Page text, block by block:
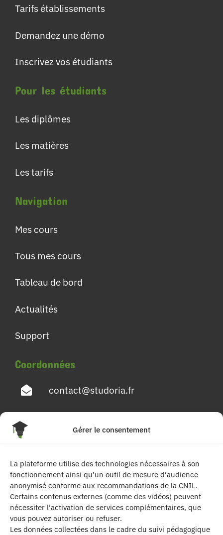
Gérer le consentement
La plateforme utilise des technologies nécessaires à son
fonctionnement ainsi qu’un outil de mesure d’audience
anonymisé conforme aux recommandations de la CNIL.
Certains contenus externes (comme des vidéos) peuvent
nécessiter l’activation de services complémentaires, que
vous pouvez autoriser ou refuser.
Les données collectées dans le cadre du suivi pédagogique
Tarifs établissements
Demandez une démo
Inscrivez vos étudiants
Pour les étudiants
Les diplômes
Les matières
Les tarifs
Navigation
Mes cours
Tous mes cours
Tableau de bord
Actualités
Support
Coordonnées
contact@studoria.fr
4 Rue Georges Pompidou
Suivez-nous